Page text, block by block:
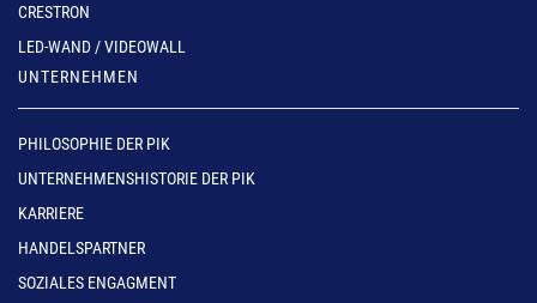
CRESTRON
LED-WAND / VIDEOWALL
UNTERNEHMEN
PHILOSOPHIE DER PIK
UNTERNEHMENSHISTORIE DER PIK
KARRIERE
HANDELSPARTNER
SOZIALES ENGAGMENT